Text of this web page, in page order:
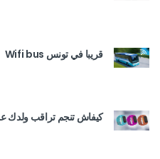
قريبا في تونس Wifi bus
كيفاش تنجم تراقب ولدك